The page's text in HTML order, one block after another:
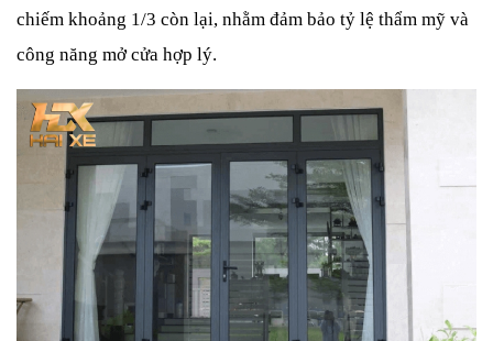
chiếm khoảng 1/3 còn lại, nhằm đảm bảo tỷ lệ thẩm mỹ và
công năng mở cửa hợp lý.